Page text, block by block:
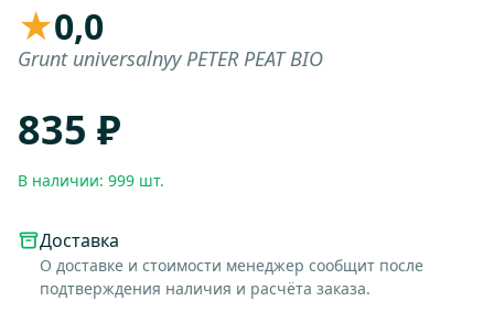
★0,0
Grunt universalnyy PETER PEAT BIO
835 ₽
В наличии: 999 шт.
Доставка
О доставке и стоимости менеджер сообщит после
подтверждения наличия и расчёта заказа.